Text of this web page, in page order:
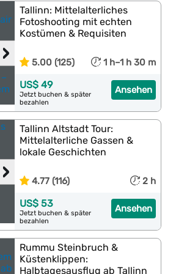
›
Tallinn: Mittelalterliches
Fotoshooting mit echten
Kostümen & Requisiten
5.00 (125) 1 h–1 h 30 m
Ansehen
US$ 49
Jetzt buchen & später
bezahlen
›
Tallinn Altstadt Tour:
Mittelalterliche Gassen &
lokale Geschichten
4.77 (116) 2 h
Ansehen
US$ 53
Jetzt buchen & später
bezahlen
Rummu Steinbruch &
Küstenklippen:
Halbtagesausflug ab Tallinn